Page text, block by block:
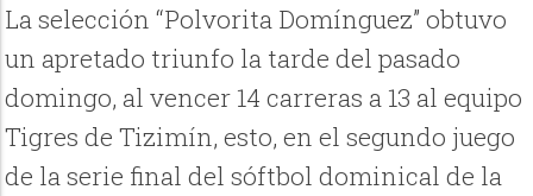
La selección “Polvorita Domínguez” obtuvo
un apretado triunfo la tarde del pasado
domingo, al vencer 14 carreras a 13 al equipo
Tigres de Tizimín, esto, en el segundo juego
de la serie final del sóftbol dominical de la